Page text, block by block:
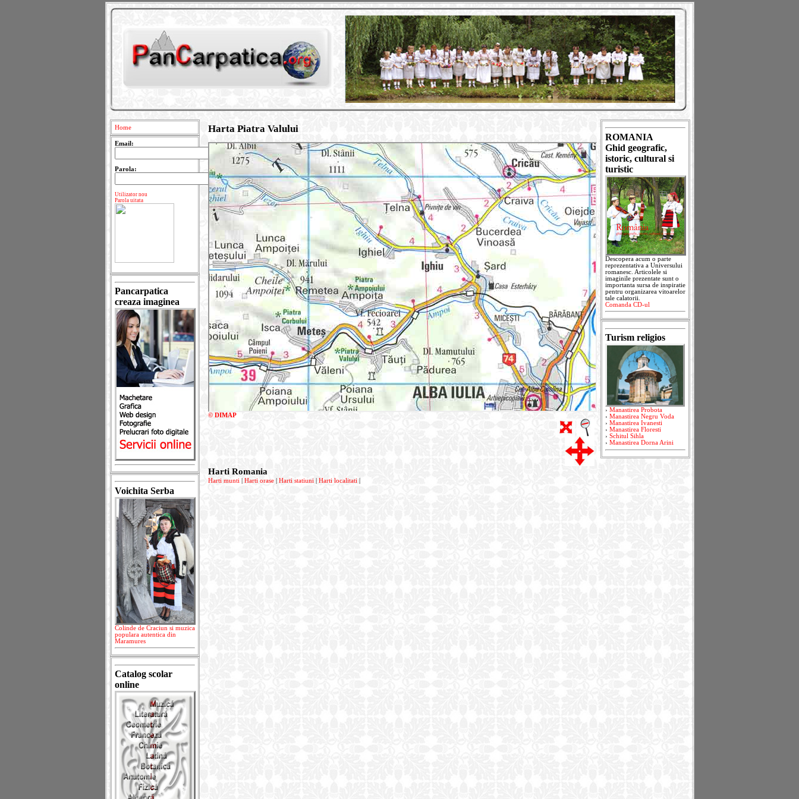
Home
Email:
Parola:
Utilizator nou
Parola uitata
Pancarpatica
creaza imaginea
Voichita Serba
Colinde de Craciun si muzica
populara autentica din
Maramures
Catalog scolar
online
Harta Piatra Valului
© DIMAP
Harti Romania
Harti munti Harti orase| Harti statiuni Harti localitati
ROMANIA
Ghid geografic,
istoric, cultural si
turistic
Descopera acum o parte
reprezentativa a Universului
romanesc. Articolele si
imaginile prezentate sunt o
importanta sursa de inspiratie
pentru organizarea vitoarelor
tale calatorii.
Comanda CD-ul
Turism religios
› Manastirea Probota
› Manastirea Negru Voda
› Manastirea Ivanesti
› Manastirea Floresti
› Schitul Sihla
› Manastirea Dorna Arini